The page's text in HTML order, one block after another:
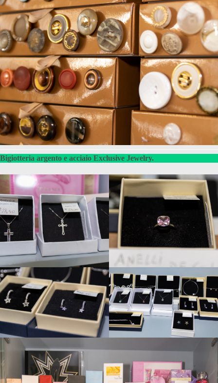
Bigiotteria argento e acciaio Exclusive Jewelry.